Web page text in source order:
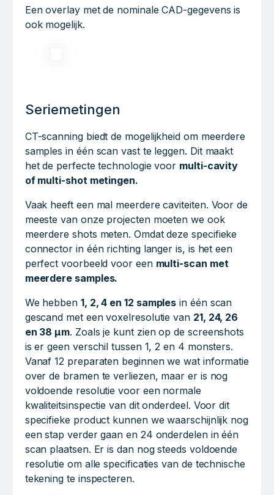
Een overlay met de nominale CAD-gegevens is
ook mogelijk.
Seriemetingen
CT-scanning biedt de mogelijkheid om meerdere
samples in één scan vast te leggen. Dit maakt
het de perfecte technologie voor multi-cavity
of multi-shot metingen.
Vaak heeft een mal meerdere caviteiten. Voor de
meeste van onze projecten moeten we ook
meerdere shots meten. Omdat deze specifieke
connector in één richting langer is, is het een
perfect voorbeeld voor een multi-scan met
meerdere samples.
We hebben 1, 2, 4 en 12 samples in één scan
gescand met een voxelresolutie van 21, 24, 26
en 38 µm. Zoals je kunt zien op de screenshots
is er geen verschil tussen 1, 2 en 4 monsters.
Vanaf 12 preparaten beginnen we wat informatie
over de bramen te verliezen, maar er is nog
voldoende resolutie voor een normale
kwaliteitsinspectie van dit onderdeel. Voor dit
specifieke product kunnen we waarschijnlijk nog
een stap verder gaan en 24 onderdelen in één
scan plaatsen. Er is dan nog steeds voldoende
resolutie om alle specificaties van de technische
tekening te inspecteren.